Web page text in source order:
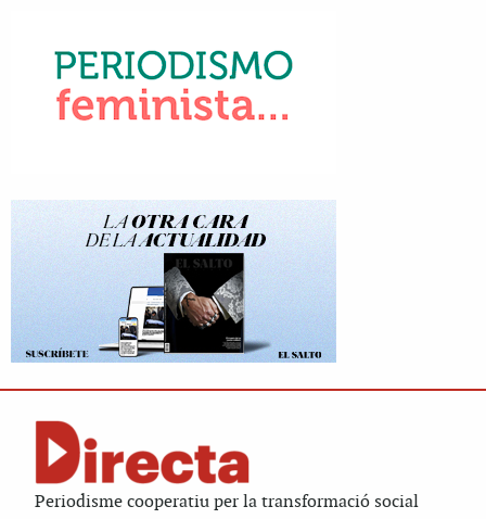
Periodisme cooperatiu per la transformació social